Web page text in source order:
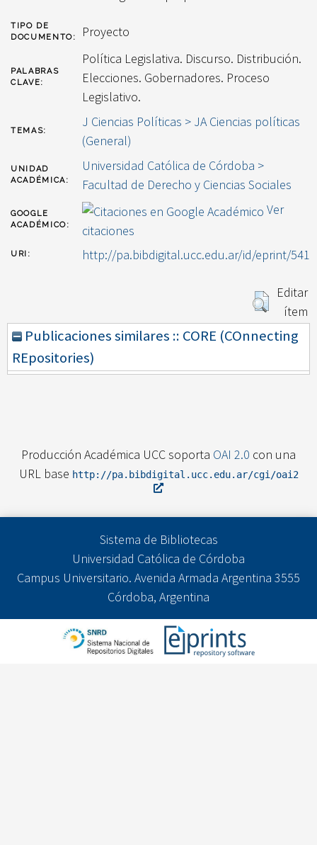
TIPO DE
DOCUMENTO:
Proyecto
PALABRAS
CLAVE:
Política Legislativa. Discurso. Distribución.
Elecciones. Gobernadores. Proceso
Legislativo.
TEMAS:
J Ciencias Políticas > JA Ciencias políticas
(General)
UNIDAD
ACADÉMICA:
Universidad Católica de Córdoba >
Facultad de Derecho y Ciencias Sociales
GOOGLE
ACADÉMICO:
Ver
citaciones
URI: http://pa.bibdigital.ucc.edu.ar/id/eprint/541
Editar
ítem
Publicaciones similares :: CORE (COnnecting
REpositories)
Producción Académica UCC soporta OAI 2.0 con una
URL base http://pa.bibdigital.ucc.edu.ar/cgi/oai2
Sistema de Bibliotecas
Universidad Católica de Córdoba
Campus Universitario. Avenida Armada Argentina 3555
Córdoba, Argentina